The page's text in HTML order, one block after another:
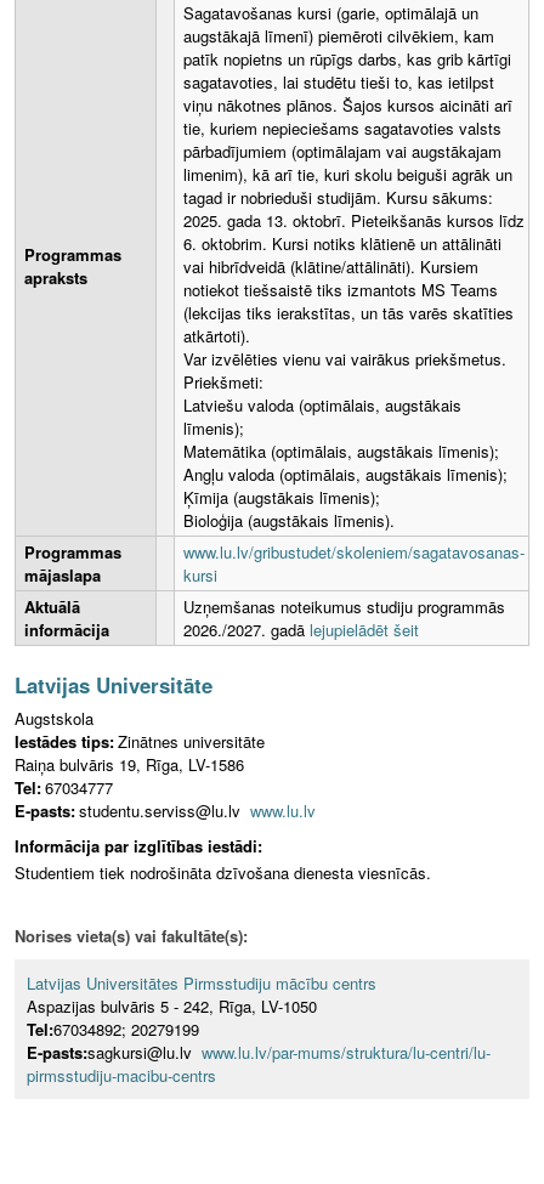
Programmas
apraksts
Sagatavošanas kursi (garie, optimālajā un
augstākajā līmenī) piemēroti cilvēkiem, kam
patīk nopietns un rūpīgs darbs, kas grib kārtīgi
sagatavoties, lai studētu tieši to, kas ietilpst
viņu nākotnes plānos. Šajos kursos aicināti arī
tie, kuriem nepieciešams sagatavoties valsts
pārbadījumiem (optimālajam vai augstākajam
limenim), kā arī tie, kuri skolu beiguši agrāk un
tagad ir nobrieduši studijām. Kursu sākums:
2025. gada 13. oktobrī. Pieteikšanās kursos līdz
6. oktobrim. Kursi notiks klātienē un attālināti
vai hibrīdveidā (klātine/attālināti). Kursiem
notiekot tiešsaistē tiks izmantots MS Teams
(lekcijas tiks ierakstītas, un tās varēs skatīties
atkārtoti).
Var izvēlēties vienu vai vairākus priekšmetus.
Priekšmeti:
Latviešu valoda (optimālais, augstākais
līmenis);
Matemātika (optimālais, augstākais līmenis);
Angļu valoda (optimālais, augstākais līmenis);
Ķīmija (augstākais līmenis);
Bioloģija (augstākais līmenis).
Programmas
mājaslapa
www.lu.lv/gribustudet/skoleniem/sagatavosanas-
kursi
Aktuālā
informācija
Uzņemšanas noteikumus studiju programmās
2026./2027. gadā lejupielādēt šeit
Latvijas Universitāte
Augstskola
Iestādes tips:Zinātnes universitāte
Raiņa bulvāris 19, Rīga, LV-1586
Tel:67034777
E-pasts:studentu.serviss@lu.lv www.lu.lv
Informācija par izglītības iestādi:
Studentiem tiek nodrošināta dzīvošana dienesta viesnīcās.
Norises vieta(s) vai fakultāte(s):
Latvijas Universitātes Pirmsstudiju mācību centrs
Aspazijas bulvāris 5 - 242, Rīga, LV-1050
Tel:67034892; 20279199
E-pasts:sagkursi@lu.lv www.lu.lv/par-mums/struktura/lu-centri/lu-
pirmsstudiju-macibu-centrs